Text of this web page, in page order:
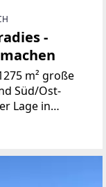
-
m² große
Süd/Ost-
Lage in
der